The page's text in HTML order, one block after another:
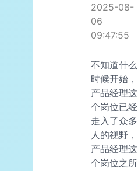
2025-08-
06
09:47:55
不知道什么
时候开始，
产品经理这
个岗位已经
走入了众多
人的视野，
产品经理这
个岗位之所